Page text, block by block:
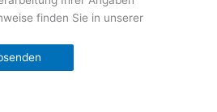
finden Sie in unserer